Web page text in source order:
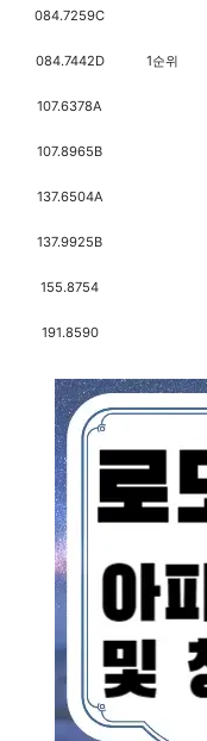
1순위
084.7259C
084.7442D
107.6378A
107.8965B
137.6504A
137.9925B
155.8754
191.8590